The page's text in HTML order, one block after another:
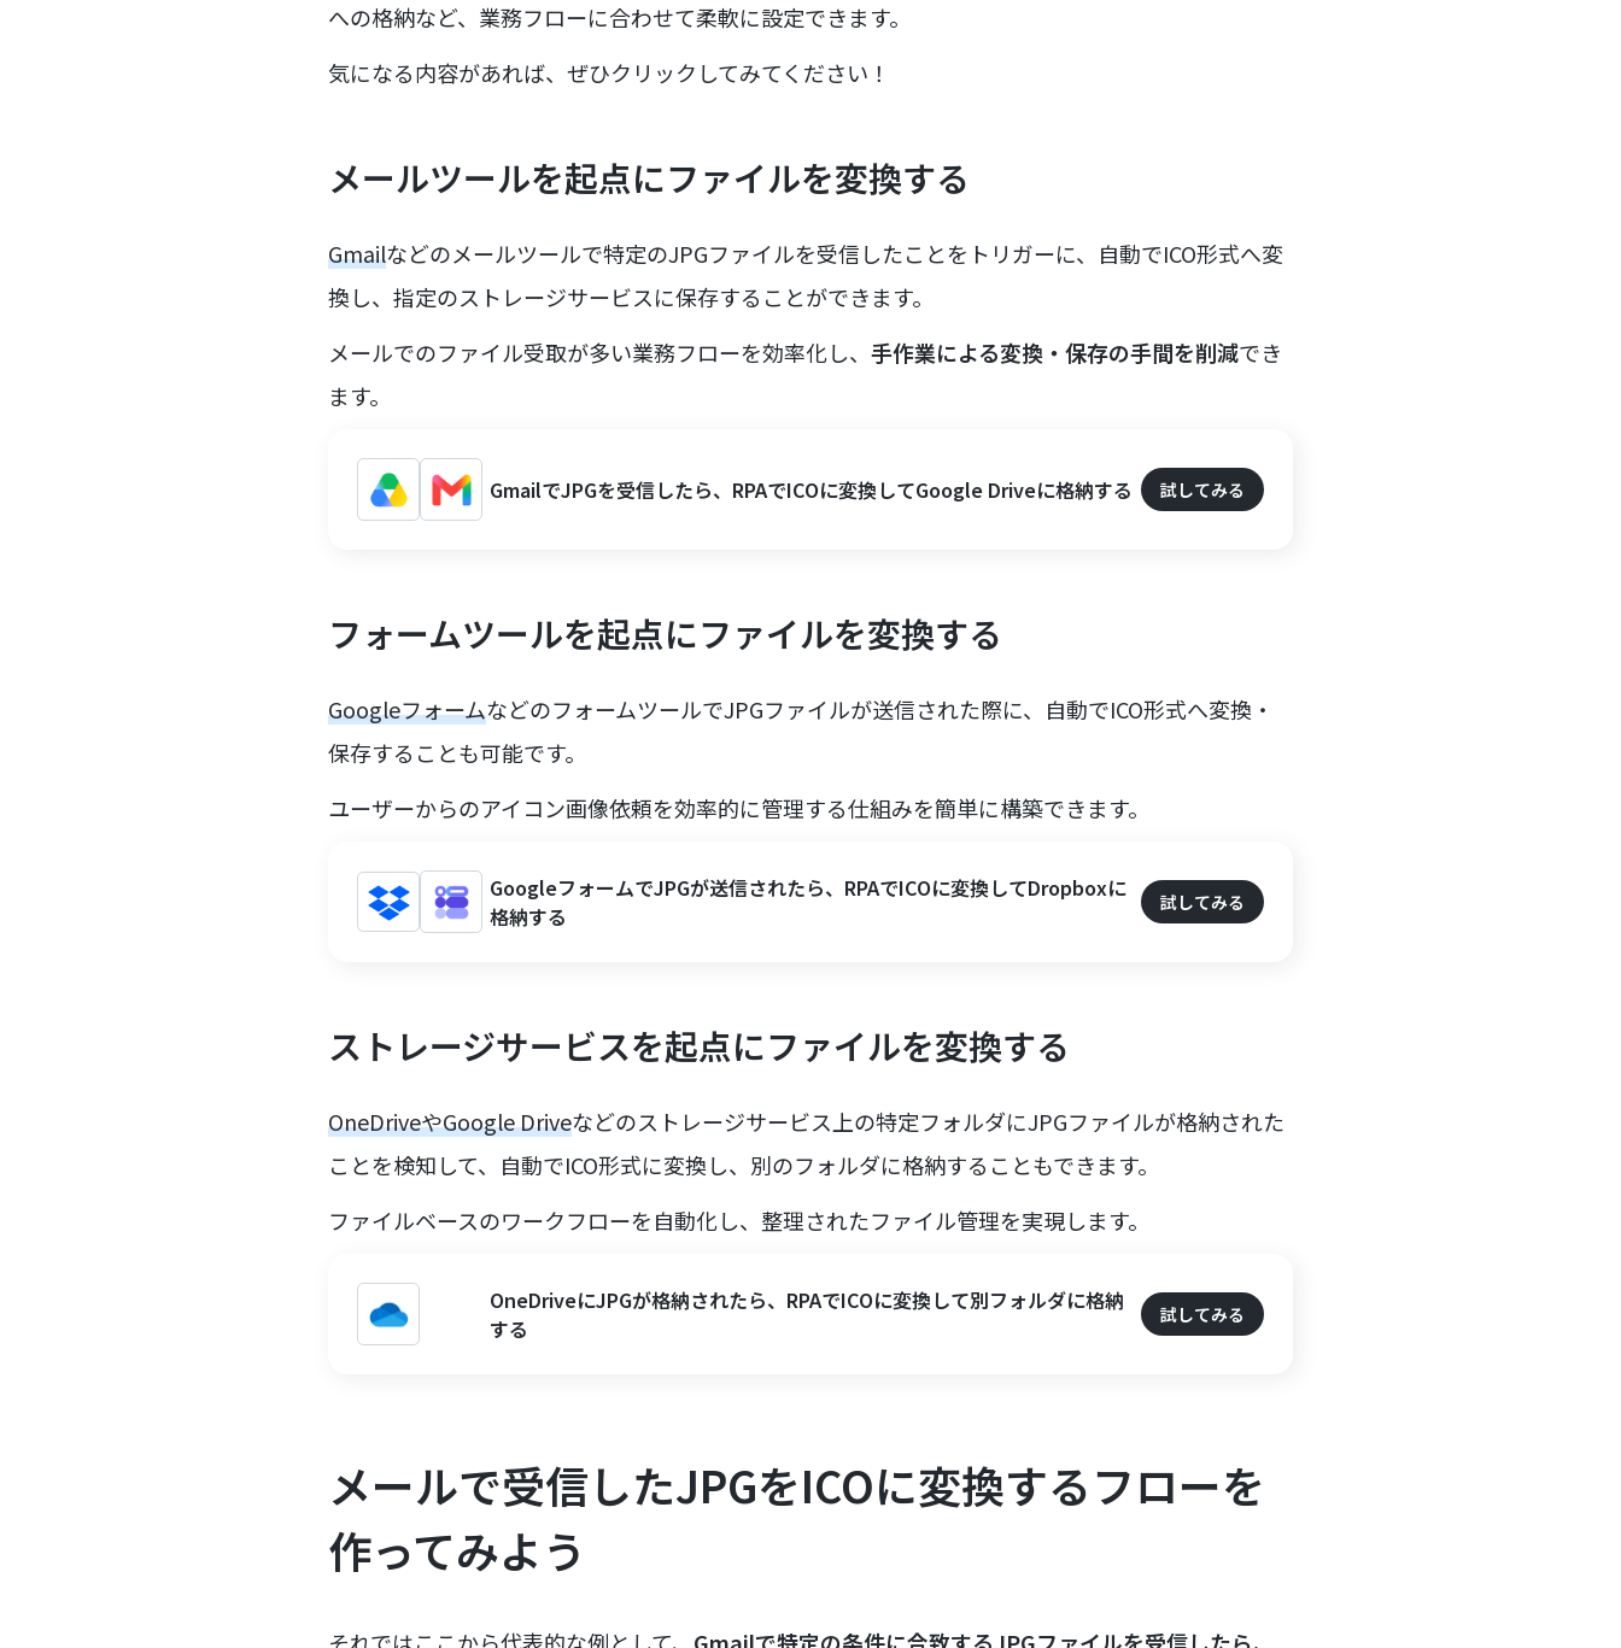
への格納など、業務フローに合わせて柔軟に設定できます。
気になる内容があれば、ぜひクリックしてみてください！
メールツールを起点にファイルを変換する
Gmailなどのメールツールで特定のJPGファイルを受信したことをトリガーに、自動でICO形式へ変
換し、指定のストレージサービスに保存することができます。
メールでのファイル受取が多い業務フローを効率化し、 手作業による変換・保存の手間を削減でき
ます。
GmailでJPGを受信したら、RPAでICOに変換してGoogle Driveに格納する 試してみる
フォームツールを起点にファイルを変換する
GoogleフォームなどのフォームツールでJPGファイルが送信された際に、自動でICO形式へ変換・
保存することも可能です。
ユーザーからのアイコン画像依頼を効率的に管理する仕組みを簡単に構築できます。
GoogleフォームでJPGが送信されたら、RPAでICOに変換してDropboxに
格納する
試してみる
ストレージサービスを起点にファイルを変換する
OneDriveやGoogle Driveなどのストレージサービス上の特定フォルダにJPGファイルが格納された
ことを検知して、自動でICO形式に変換し、別のフォルダに格納することもできます。
ファイルベースのワークフローを自動化し、整理されたファイル管理を実現します。
OneDriveにJPGが格納されたら、RPAでICOに変換して別フォルダに格納
する
試してみる
メールで受信したJPGをICOに変換するフローを
作ってみよう